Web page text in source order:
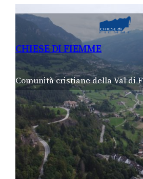
CHIESE DI FIEMME
Comunità cristiane della Val di